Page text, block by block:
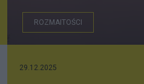
ROZMAITOŚCI
29.12.2025